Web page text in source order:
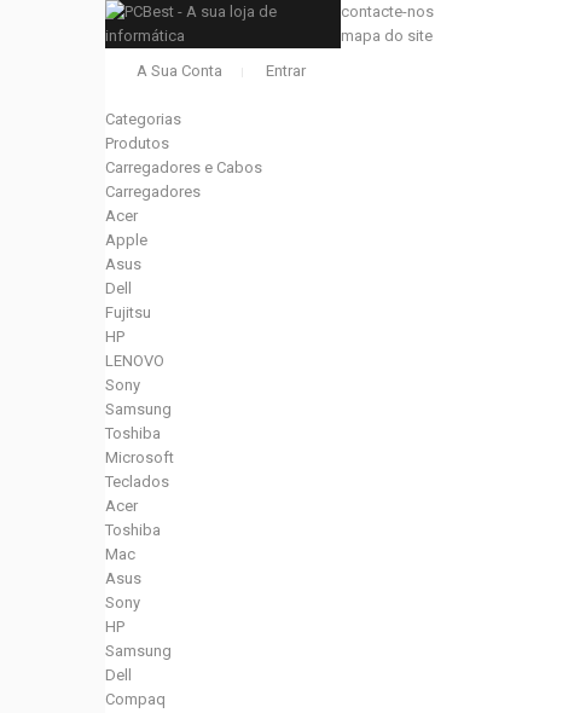
contacte-nos
mapa do site
A Sua Conta
Entrar
Categorias
Produtos
Carregadores e Cabos
Carregadores
Acer
Apple
Asus
Dell
Fujitsu
HP
LENOVO
Sony
Samsung
Toshiba
Microsoft
Teclados
Acer
Toshiba
Mac
Asus
Sony
HP
Samsung
Dell
Compaq